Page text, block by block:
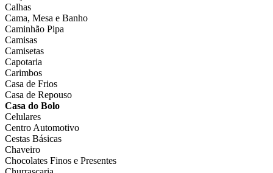
Calhas
Cama, Mesa e Banho
Caminhão Pipa
Camisas
Camisetas
Capotaria
Carimbos
Casa de Frios
Casa de Repouso
Casa do Bolo
Celulares
Centro Automotivo
Cestas Básicas
Chaveiro
Chocolates Finos e Presentes